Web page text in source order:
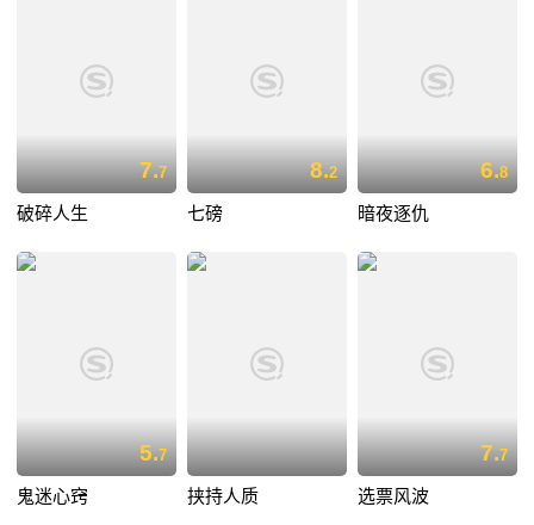
7.7
破碎人生
8.2
七磅
6.8
暗夜逐仇
5.7
鬼迷心窍 挟持人质
7.7
选票风波